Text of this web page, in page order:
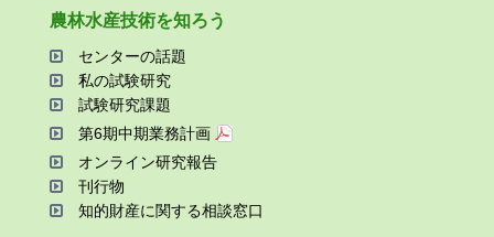
農林⽔産技術を知ろう
センターの話題
私の試験研究
試験研究課題
第6期中期業務計画
オンライン研究報告
刊⾏物
知的財産に関する相談窓⼝